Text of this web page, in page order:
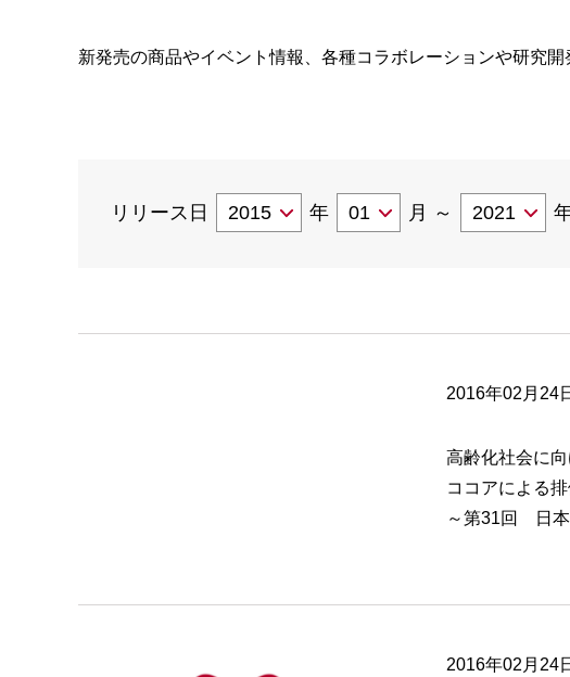
新発売の商品やイベント情報、各種コラボレーションや研究
リリース日 年 月 ～
2016年02月24
高齢化社会に
ココアによる
～第31回 日本
2016年02月24